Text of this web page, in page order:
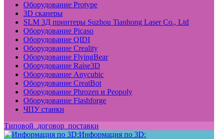
Оборудование Protype
3D сканеры
SLM 3Д принтеры Suzhou Tianhong Laser Co., Ltd
Оборудование Picaso
Оборудование QIDI
Оборудование Creality
Оборудование FlyingBear
Оборудование Raise3D
Оборудование Anycubic
Оборудование CreatBot
Оборудование Phrozen и Peopoly
Оборудование Flashforge
ЧПУ станки
Типовой_договор_поставки
Информация по 3D: